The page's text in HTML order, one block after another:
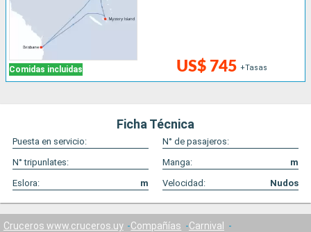
Comidas incluidas US$ 745 +Tasas
Ficha Técnica
Puesta en servicio:
N° de pasajeros:
N° tripunlates:
Manga:
m
Eslora:
m Velocidad: Nudos
Cruceros www.cruceros.uy Compañías
Carnival